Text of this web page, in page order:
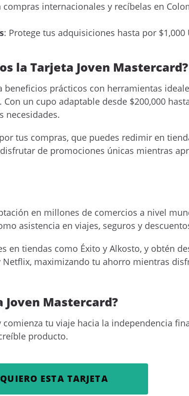
compras internacionales y recíbelas en
: Protege tus adquisiciones hasta por $1,000
la Tarjeta Joven Mastercard?
beneficios prácticos con herramientas
un cupo adaptable desde $200,000 hasta
necesidades.
tus compras, que puedes redimir en
de promociones únicas mientras
en millones de comercios a nivel
asistencia en viajes, seguros y
en tiendas como Éxito y Alkosto, y obtén
maximizando tu ahorro mientras
Mastercard?
tu viaje hacia la independencia
producto.
QUIERO ESTA TARJETA